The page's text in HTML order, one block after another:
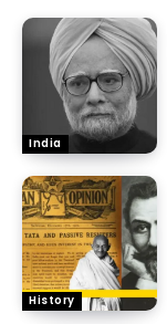
India
History